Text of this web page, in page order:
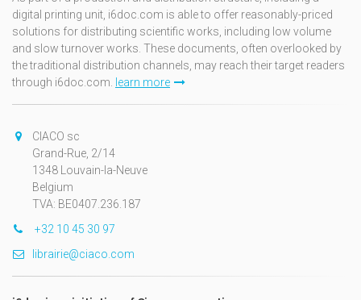
digital printing unit, i6doc.com is able to offer reasonably-priced
solutions for distributing scientific works, including low volume
and slow turnover works. These documents, often overlooked by
the traditional distribution channels, may reach their target readers
through i6doc.com. learn more
CIACO sc
Grand-Rue, 2/14
1348 Louvain-la-Neuve
Belgium
TVA: BE0407.236.187
+32 10 45 30 97
librairie@ciaco.com